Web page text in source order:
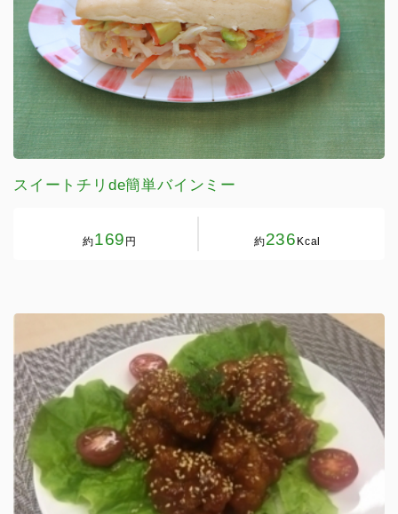
スイートチリde簡単バインミー
約169 円 約236 Kcal